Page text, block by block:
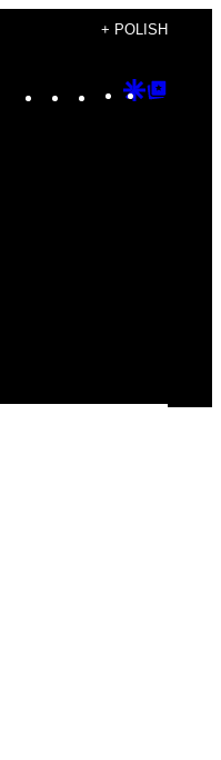
+ POLISH
Instagram
TikTok
YouTube
Google